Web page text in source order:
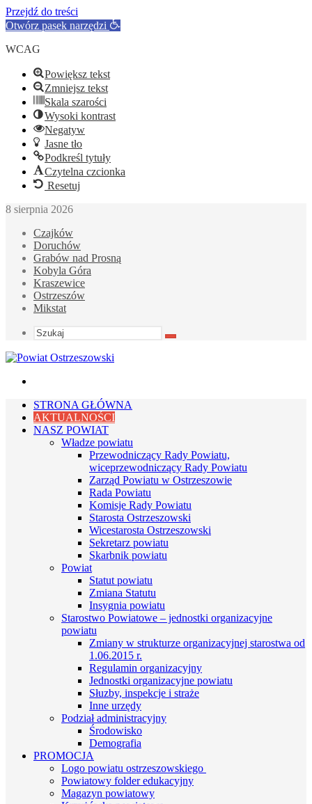
Przejdź do treści
Otwórz pasek narzędzi
WCAG
Powiększ tekst
Zmniejsz tekst
Skala szarości
Wysoki kontrast
Negatyw
Jasne tło
Podkreśl tytuły
Czytelna czcionka
Resetuj
8 sierpnia 2026
Czajków
Doruchów
Grabów nad Prosną
Kobyla Góra
Kraszewice
Ostrzeszów
Mikstat
Szukaj
STRONA GŁÓWNA
AKTUALNOŚCI
NASZ POWIAT
Władze powiatu
Przewodniczący Rady Powiatu,
wiceprzewodniczący Rady Powiatu
Zarząd Powiatu w Ostrzeszowie
Rada Powiatu
Komisje Rady Powiatu
Starosta Ostrzeszowski
Wicestarosta Ostrzeszowski
Sekretarz powiatu
Skarbnik powiatu
Powiat
Statut powiatu
Zmiana Statutu
Insygnia powiatu
Starostwo Powiatowe – jednostki organizacyjne
powiatu
Zmiany w strukturze organizacyjnej starostwa od
1.06.2015 r.
Regulamin organizacyjny
Jednostki organizacyjne powiatu
Słuzby, inspekcje i straże
Inne urzędy
Podział administracyjny
Środowisko
Demografia
PROMOCJA
Logo powiatu ostrzeszowskiego
Powiatowy folder edukacyjny
Magazyn powiatowy